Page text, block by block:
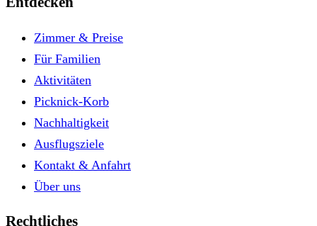
Zimmer & Preise
Für Familien
Aktivitäten
Picknick-Korb
Nachhaltigkeit
Ausflugsziele
Kontakt & Anfahrt
Über uns
Rechtliches